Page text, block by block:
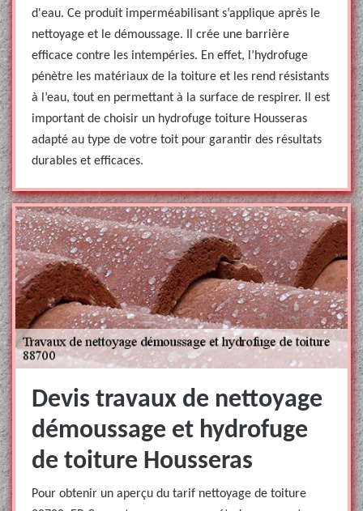
d'eau. Ce produit imperméabilisant s’applique après le
nettoyage et le démoussage. Il crée une barrière
efficace contre les intempéries. En effet, l’hydrofuge
pénètre les matériaux de la toiture et les rend résistants
à l’eau, tout en permettant à la surface de respirer. Il est
important de choisir un hydrofuge toiture Housseras
adapté au type de votre toit pour garantir des résultats
durables et efficaces.
Devis travaux de nettoyage
démoussage et hydrofuge
de toiture Housseras
Pour obtenir un aperçu du tarif nettoyage de toiture